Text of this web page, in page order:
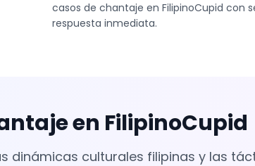
casos de chantaje en FilipinoCupid con
respuesta inmediata.
en FilipinoCupid
dinámicas culturales filipinas y las